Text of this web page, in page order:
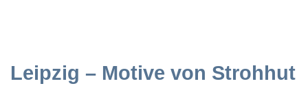
Leipzig – Motive von Strohhut